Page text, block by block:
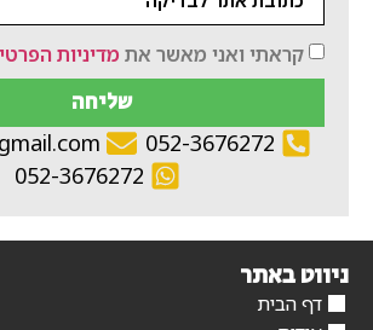
קראתי ואני מאשר את מדיניות
שליחה
052-3676272
052-3676272
ניווט באתר
דף הבית